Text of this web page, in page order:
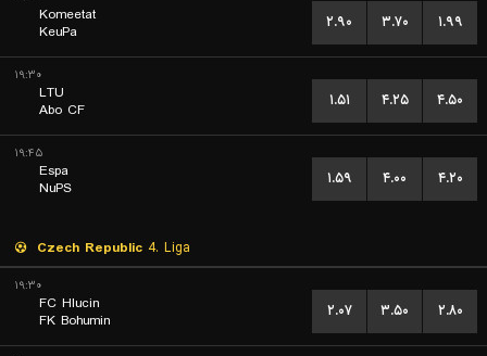
Komeetat
KeuPa
۲.۹۰ ۳.۷۰ ۱.۹۹
۱۹:۳۰
LTU
Abo CF
۱.۵۱ ۴.۲۵ ۴.۵۰
۱۹:۴۵
Espa
NuPS
۱.۵۹ ۴.۰۰ ۴.۲۰
Czech Republic 4. Liga
۱۹:۳۰
FC Hlucin
FK Bohumin
۲.۰۷ ۳.۵۰ ۲.۸۰